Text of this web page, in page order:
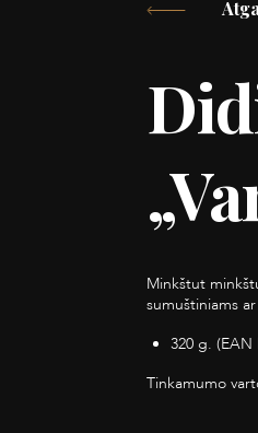
Minkštut
sumuštiniams
320 g. (EAN
Tinkamumo